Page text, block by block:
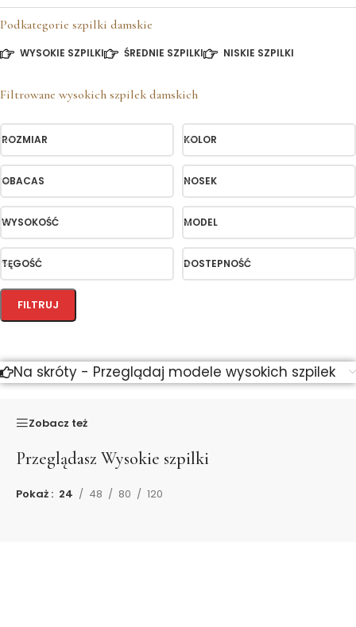
Podkategorie szpilki damskie
WYSOKIE SZPILKI ŚREDNIE SZPILKI NISKIE SZPILKI
Filtrowane wysokich szpilek damskich
ROZMIAR KOLOR
OBACAS NOSEK
WYSOKOŚĆ MODEL
TĘGOŚĆ DOSTEPNOŚĆ
FILTRUJ
Na skróty - Przeglądaj modele wysokich szpilek
Zobacz też
Przeglądasz Wysokie szpilki
Pokaż 24 48 80 120